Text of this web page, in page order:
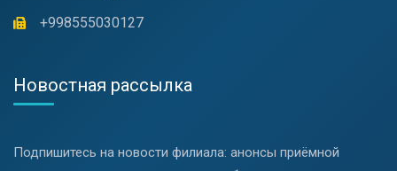
+998555030127
Новостная рассылка
Подпишитесь на новости филиала: анонсы приёмной